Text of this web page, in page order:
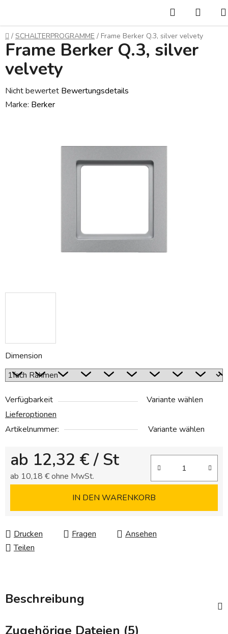
springen
Suchen
Startseite
/ SCHALTERPROGRAMME / Frame Berker Q.3, silver velvety
Dimension
Verfügbarkeit
Variante wählen
Lieferoptionen
Artikelnummer:
Variante wählen
ab 12,32 € / St
ab 10,18 €ohne MwSt.
IN DEN WARENKORB
Drucken Fragen
Ansehen
Teilen
Frame Berker Q.3, silver
velvety
Die
durchschnittliche
Nicht bewertet Bewertungsdetails
Marke: Berker
Beschreibung
Zugehörige Dateien (5)